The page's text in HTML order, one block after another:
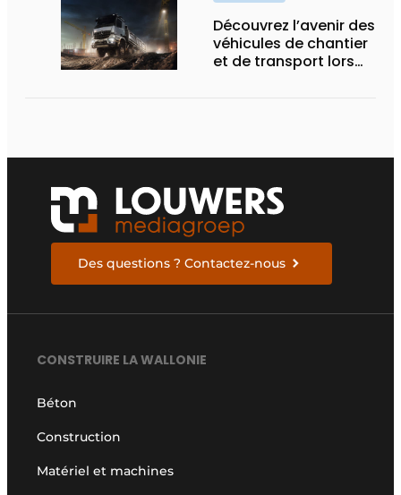
Découvrez l’avenir des
véhicules de chantier
et de transport lors
Des questions ? Contactez-nous
CONSTRUIRE LA WALLONIE
Béton
Construction
Matériel et machines